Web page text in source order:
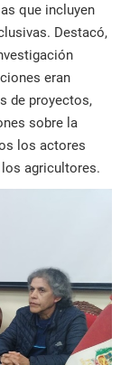
que incluyen
Destacó,
eran
de proyectos,
sobre la
los actores
agricultores.